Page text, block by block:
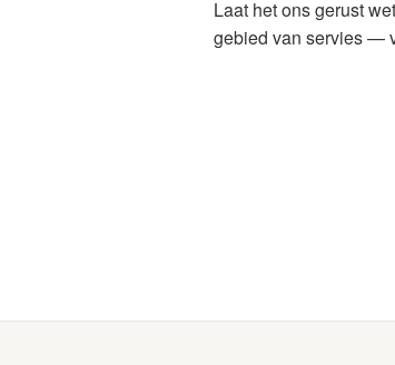
Laat het ons gerust
gebied van servies —